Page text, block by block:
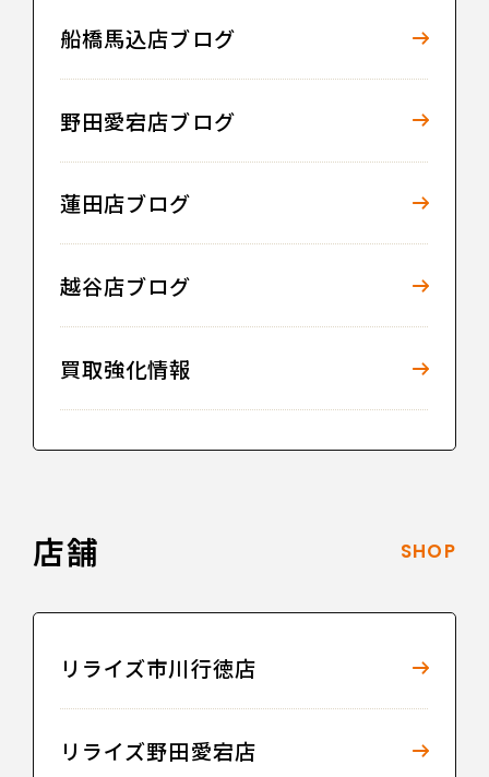
船橋馬込店ブログ
野田愛宕店ブログ
蓮田店ブログ
越谷店ブログ
買取強化情報
店舗 SHOP
リライズ市川行徳店
リライズ野田愛宕店